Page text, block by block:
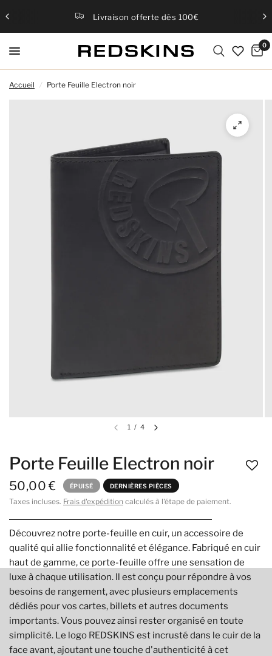
Livraison offerte dès 100€
0
Accueil / Porte Feuille Electron noir
1 / 4
Porte Feuille Electron noir
50,00 € ÉPUISÉ DERNIÈRES PIÈCES
Taxes incluses. Frais d'expédition calculés à l'étape de paiement.
Découvrez notre porte-feuille en cuir, un accessoire de
qualité qui allie fonctionnalité et élégance. Fabriqué en cuir
haut de gamme, ce porte-feuille offre une sensation de
luxe à chaque utilisation. Il est conçu pour répondre à vos
besoins de rangement, avec plusieurs emplacements
dédiés pour vos cartes, billets et autres documents
importants. Vous pouvez ainsi rester organisé en toute
simplicité. Le logo REDSKINS est incrusté dans le cuir de la
face avant, ajoutant une touche d'authenticité à cet